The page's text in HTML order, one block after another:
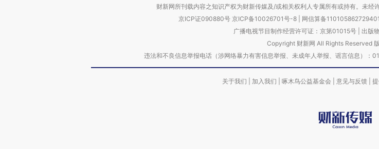
财新网所刊载内容之知识产权为财新传媒及/或相关权利人专属所有或持有。未经
京ICP证090880号 京ICP备10026701号-8 网信算备
广播电视节目制作经营许可证：京第01015号| 出版
Copyright 财新网 All Rights Reserved
违法和不良信息举报电话（涉网络暴力有害信息举报、未成年人举报、谣言信息
关于我们 加入我们 啄木鸟公益基金会 意见与反馈